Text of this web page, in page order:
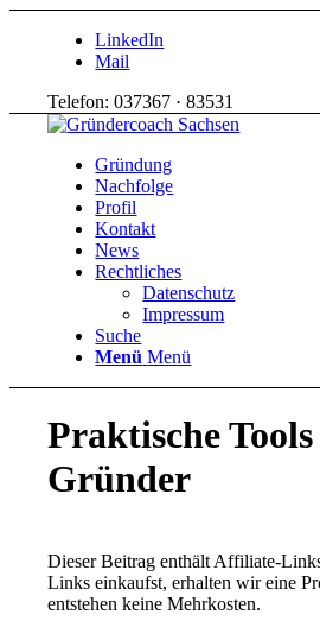
LinkedIn
Mail
Telefon: 037367 · 83531
Gründung
Nachfolge
Profil
Kontakt
News
Rechtliches
Datenschutz
Impressum
Suche
Menü Menü
Praktische
Gründer
Dieser Beitrag enthält Affiliate-
Links einkaufst, erhalten wir eine
entstehen keine Mehrkosten.